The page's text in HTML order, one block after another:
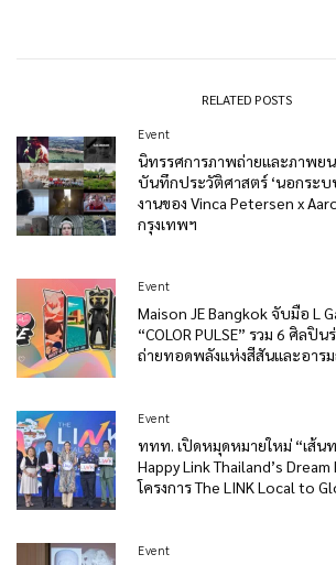
RELATED POSTS
Event
นิทรรศการภาพถ่ายและภาพย
บันทึกประวัติศาสตร์ ‘นอกระบ
งานของ Vinca Petersen x
กรุงเทพฯ
Event
Maison JE Bangkok จับมือ L
“COLOR PULSE” รวม 6 ศิลปิ
ถ่ายทอดพลังแห่งสีสันและอาร
Event
ททท. เปิดหมุดหมายใหม่ “เส้นท
Happy Link Thailand’s
โครงการ The LINK Local to
Event